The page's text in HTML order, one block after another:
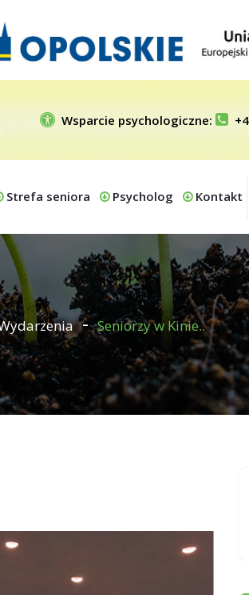
Wsparcie psychologiczne:
Strefa seniora Psycholog Kontakt
Seniorzy w Kinie..